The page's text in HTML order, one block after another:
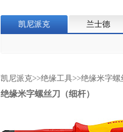
凯尼派克 兰士德
凯尼派克>>绝缘工具>>绝缘米字螺
绝缘米字螺丝刀（细杆）